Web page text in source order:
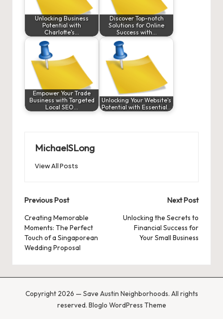
Unlocking Business
Potential with
Charlotte's…
Discover Top-notch
Solutions for Online
Success with…
Empower Your Trade
Business with Targeted
Local SEO…
Unlocking Your Website's
Potential with Essential…
MichaelSLong
View All Posts
Post
navigation
Previous Post
Creating Memorable
Moments: The Perfect
Touch of a Singaporean
Wedding Proposal
Next Post
Unlocking the Secrets to
Financial Success for
Your Small Business
Copyright 2026 — Save Austin Neighborhoods. All rights
reserved. Bloglo WordPress Theme